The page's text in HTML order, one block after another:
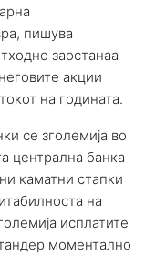
пишува
заостанаа
акции
на годината.
се зголемија во
централна банка
каматни стапки
на
исплатите
моментално